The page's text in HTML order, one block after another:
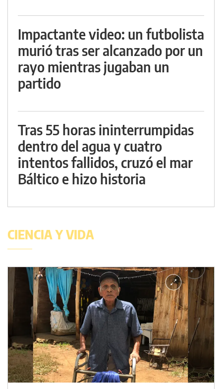
Impactante video: un futbolista
murió tras ser alcanzado por un
rayo mientras jugaban un
partido
Tras 55 horas ininterrumpidas
dentro del agua y cuatro
intentos fallidos, cruzó el mar
Báltico e hizo historia
CIENCIA Y VIDA